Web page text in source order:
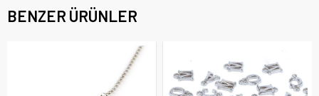
BENZER ÜRÜNLER